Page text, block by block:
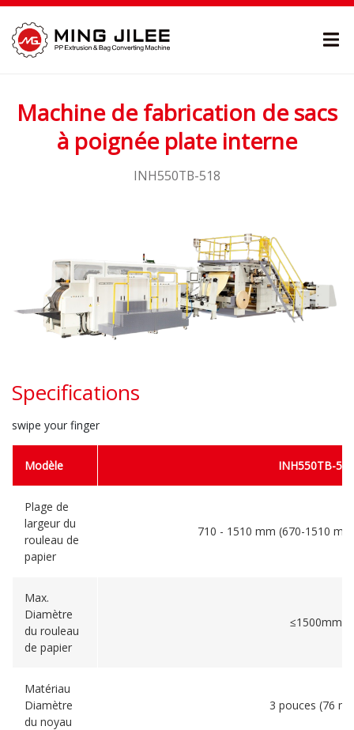
Machine de fabrication de sacs
à poignée plate interne
INH550TB-518
Specifications
swipe your finger
Modèle INH550TB-518
Plage de
largeur du
rouleau de
papier
710 - 1510 mm (670-1510
Max.
Diamètre
du rouleau
de papier
≤1500mm
Matériau
Diamètre
du noyau
3 pouces (76